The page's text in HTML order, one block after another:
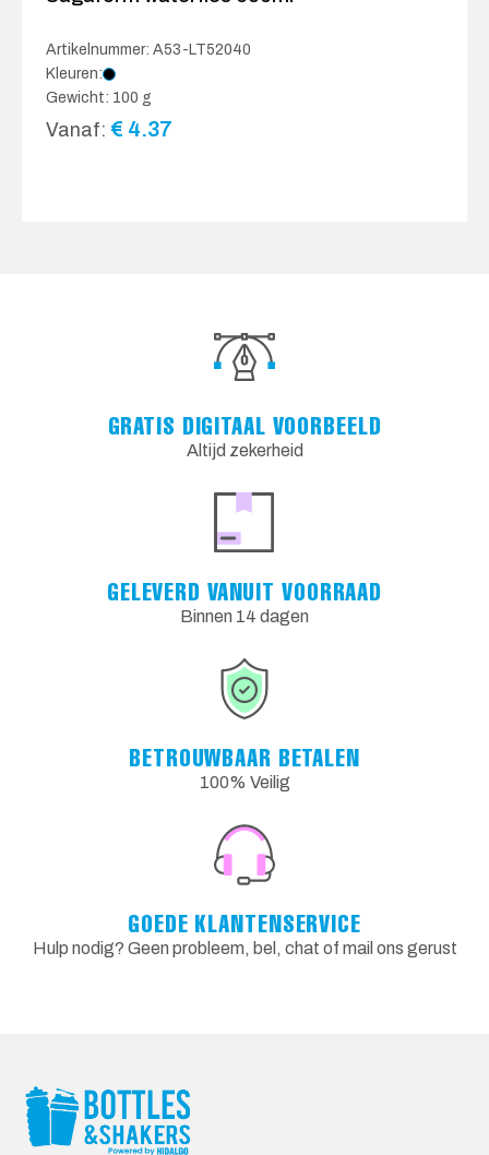
Artikelnummer: A53-LT52040
Kleuren:
Gewicht: 100 g
Vanaf: € 4.37
GRATIS DIGITAAL VOORBEELD
Altijd zekerheid
GELEVERD VANUIT VOORRAAD
Binnen 14 dagen
BETROUWBAAR BETALEN
100% Veilig
GOEDE KLANTENSERVICE
Hulp nodig? Geen probleem, bel, chat of mail ons gerust